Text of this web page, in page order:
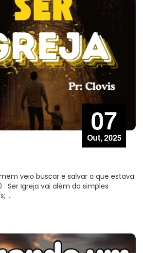
07
Out, 2025
veio buscar e salvar o que estava
Ser Igreja vai além da simples
...